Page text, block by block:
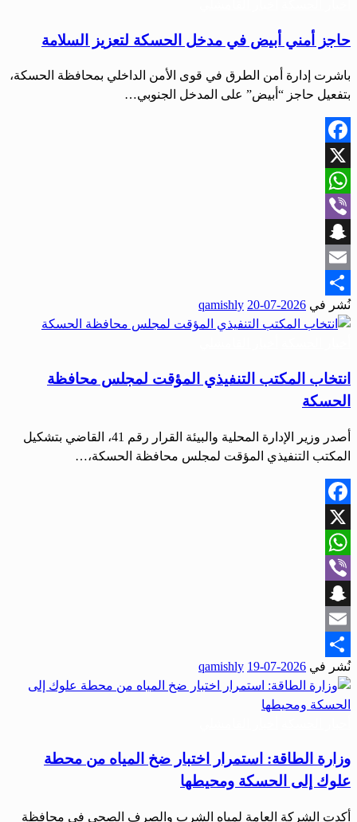
حاجز أمني أبيض في مدخل الحسكة لتعزيز السلامة
باشرت إدارة أمن الطرق في قوى الأمن الداخلي بمحافظة الحسكة،
بتفعيل حاجز “أبيض” على المدخل الجنوبي…
Facebook
X
WhatsApp
Viber
Snapchat
Email
Share
نُشر في 2026-07-20
qamishly
انتخاب المكتب التنفيذي المؤقت لمجلس محافظة
الحسكة
أصدر وزير الإدارة المحلية والبيئة القرار رقم 41، القاضي بتشكيل
المكتب التنفيذي المؤقت لمجلس محافظة الحسكة،…
Facebook
X
WhatsApp
Viber
Snapchat
Email
Share
نُشر في 2026-07-19
qamishly
وزارة الطاقة: استمرار اختبار ضخ المياه من محطة
علوك إلى الحسكة ومحيطها
أكدت الشركة العامة لمياه الشرب والصرف الصحي في محافظة